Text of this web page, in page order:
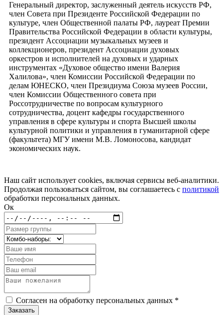
Генеральный директор, заслуженный деятель искусств РФ,
член Совета при Президенте Российской Федерации по
культуре, член Общественной палаты РФ, лауреат Премии
Правительства Российской Федерации в области культуры,
президент Ассоциации музыкальных музеев и
коллекционеров, президент Ассоциации духовых
оркестров и исполнителей на духовых и ударных
инструментах «Духовое общество имени Валерия
Халилова», член Комиссии Российской Федерации по
делам ЮНЕСКО, член Президиума Союза музеев России,
член Комиссии Общественного совета при
Россотрудничестве по вопросам культурного
сотрудничества, доцент кафедры государственного
управления в сфере культуры и спорта Высшей школы
культурной политики и управления в гуманитарной сфере
(факультета) МГУ имени М.В. Ломоносова, кандидат
экономических наук.
Наш сайт использует cookies, включая сервисы веб-аналитики.
Продолжая пользоваться сайтом, вы соглашаетесь с политикой
обработки персональных данных.
Ок
Согласен на обработку персональных данных *